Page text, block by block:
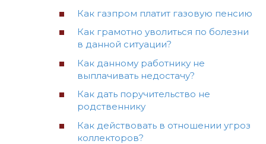
Как газпром платит газовую пенсию
Как грамотно уволиться по болезни
в данной ситуации?
Как данному работнику не
выплачивать недостачу?
Как дать поручительство не
родственнику
Как действовать в отношении угроз
коллекторов?